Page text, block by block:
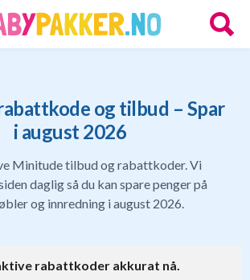
og tilbud – Spar
i august 2026
Minitude tilbud og rabattkoder. Vi
daglig så du kan spare penger på
og innredning i august 2026.
rabattkoder akkurat nå.